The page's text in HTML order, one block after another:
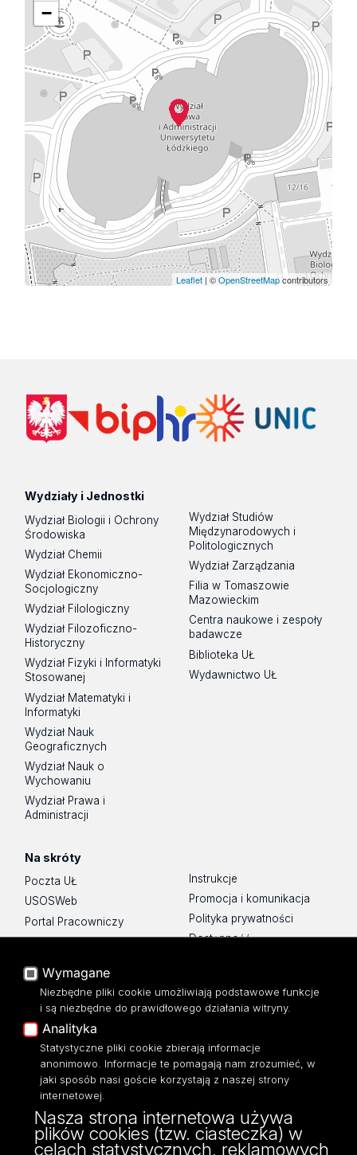
−
Leaflet| ©OpenStreetMapcontributors
Wydziały i Jednostki
Wydział Biologii i Ochrony
Środowiska
Wydział Chemii
Wydział Ekonomiczno-
Socjologiczny
Wydział Filologiczny
Wydział Filozoficzno-
Historyczny
Wydział Fizyki i Informatyki
Stosowanej
Wydział Matematyki i
Informatyki
Wydział Nauk
Geograficznych
Wydział Nauk o
Wychowaniu
Wydział Prawa i
Administracji
Wydział Studiów
Międzynarodowych i
Politologicznych
Wydział Zarządzania
Filia w Tomaszowie
Mazowieckim
Centra naukowe i zespoły
badawcze
Biblioteka UŁ
Wydawnictwo UŁ
Na skróty
Poczta UŁ
USOSWeb
Portal Pracowniczy
Baza Aktów Własnych
Moodle
Eksperci UŁ
Polityka Prywatności
Dostępność
Instrukcje
Promocja i komunikacja
Polityka prywatności
Dostępność
Bufet ☕
ul. Kopcińskiego 8/12
90-232 Łódź
NIP: 724-000-32-43
Wymagane
Niezbędne pliki cookie umożliwiają podstawowe funkcje
i są niezbędne do prawidłowego działania witryny.
Analityka
Statystyczne pliki cookie zbierają informacje
anonimowo. Informacje te pomagają nam zrozumieć, w
jaki sposób nasi goście korzystają z naszej strony
internetowej.
Nasza strona internetowa używa
plików cookies (tzw. ciasteczka) w
celach statystycznych, reklamowych